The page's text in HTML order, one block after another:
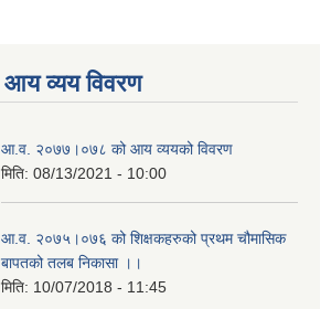
आय व्यय विवरण
आ.व. २०७७।०७८ को आय व्ययको विवरण
मिति: 08/13/2021 - 10:00
आ.व. २०७५।०७६ को शिक्षकहरुको प्रथम चौमासिक
बापतको तलब निकासा ।।
मिति: 10/07/2018 - 11:45